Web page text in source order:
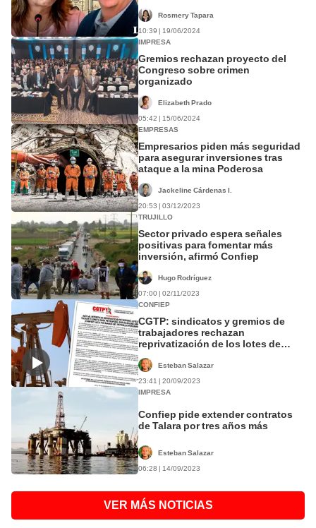
Rosmery Tapara
10:39 | 19/06/2024
IMPRESA
Gremios rechazan proyecto del
Congreso sobre crimen
organizado
Elizabeth Prado
05:42 | 15/06/2024
EMPRESAS
Empresarios piden más seguridad
para asegurar inversiones tras
ataque a la mina Poderosa
Jackeline Cárdenas I.
20:53 | 03/12/2023
TRUJILLO
Sector privado espera señales
positivas para fomentar más
inversión, afirmó Confiep
Hugo Rodríguez
07:00 | 02/11/2023
CONFIEP
CGTP: sindicatos y gremios de
trabajadores rechazan
reprivatización de los lotes de
Esteban Salazar
23:41 | 20/09/2023
IMPRESA
Confiep pide extender contratos
de Talara por tres años más
Esteban Salazar
06:28 | 14/09/2023
VER MÁS NOTICIAS